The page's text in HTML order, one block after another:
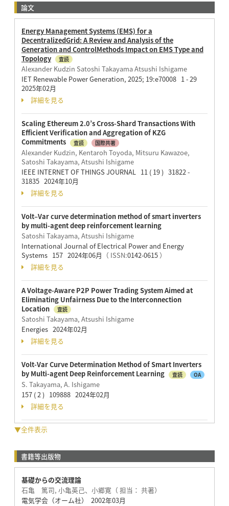
論文
Energy Management Systems (EMS) for a
DecentralizedGrid: A Review and Analysis of the
Generation and ControlMethods Impact on EMS Type and
Topology
査読
Alexander Kudzin Satoshi Takayama Atsushi Ishigame
IET Renewable Power Generation, 2025; 19:e70008 1 - 29
2025年02月
詳細を見る
Scaling Ethereum 2.0’s Cross-Shard Transactions With
Efficient Verification and Aggregation of KZG
Commitments
査読 国際共著
Alexander Kudzin, Kentaroh Toyoda, Mitsuru Kawazoe,
Satoshi Takayama, Atsushi Ishigame
IEEE INTERNET OF THINGS JOURNAL 11 ( 19 ) 31822 -
31835 2024年10月
詳細を見る
Volt–Var curve determination method of smart inverters
by multi-agent deep reinforcement learning
Satoshi Takayama, Atsushi Ishigame
International Journal of Electrical Power and Energy
Systems 157 2024年06月 （ ISSN:0142-0615）
詳細を見る
A Voltage-Aware P2P Power Trading System Aimed at
Eliminating Unfairness Due to the Interconnection
Location
査読
Satoshi Takayama, Atsushi Ishigame
Energies 2024年02月
詳細を見る
Volt-Var Curve Determination Method of Smart Inverters
by Multi-agent Deep Reinforcement Learning
査読 OA
S. Takayama, A. Ishigame
157 ( 2 ) 109888 2024年02月
詳細を見る
▼全件表示
書籍等出版物
基礎からの交流理論
石亀 篤司, 小亀英己、小郷寛（ 担当： 共著）
電気学会（オーム社） 2002年03月